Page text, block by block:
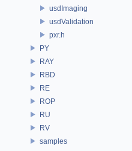
usdImaging
usdValidation
pxr.h
PY
RAY
RBD
RE
ROP
RU
RV
samples